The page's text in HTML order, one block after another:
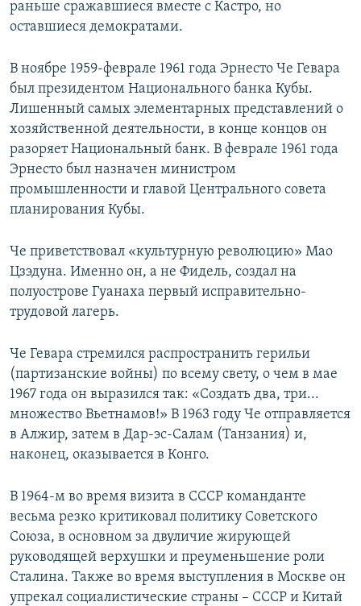
раньше сражавшиеся вместе с Кастро, но
оставшиеся демократами.
В ноябре 1959-феврале 1961 года Эрнесто Че Гевара
был президентом Национального банка Кубы.
Лишенный самых элементарных представлений о
хозяйственной деятельности, в конце концов он
разоряет Национальный банк. В феврале 1961 года
Эрнесто был назначен министром
промышленности и главой Центрального совета
планирования Кубы.
Че приветствовал «культурную революцию» Мао
Цзэдуна. Именно он, а не Фидель, создал на
полуострове Гуанаха первый исправительно-
трудовой лагерь.
Че Гевара стремился распространить герильи
(партизанские войны) по всему свету, о чем в мае
1967 года он выразился так: «Создать два, три...
множество Вьетнамов!» В 1963 году Че отправляется
в Алжир, затем в Дар-эс-Салам (Танзания) и,
наконец, оказывается в Конго.
В 1964-м во время визита в СССР команданте
весьма резко критиковал политику Советского
Союза, в основном за двуличие жирующей
руководящей верхушки и преуменьшение роли
Сталина. Также во время выступления в Москве он
упрекал социалистические страны – СССР и Китай